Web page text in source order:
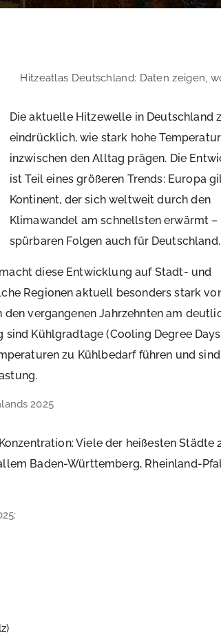
Hitzeatlas Deutschland: Daten zeigen,
Die aktuelle Hitzewelle in Deutschland
eindrücklich, wie stark hohe
inzwischen den Alltag prägen. Die
ist Teil eines größeren Trends: Europa
Kontinent, der sich weltweit durch den
Klimawandel am schnellsten erwärmt
spürbaren Folgen auch für Deutschland.
diese Entwicklung auf Stadt- und
Regionen aktuell besonders stark
vergangenen Jahrzehnten am
Kühlgradtage (Cooling Degree
zu Kühlbedarf führen und
2025
Viele der heißesten Städte
Baden-Württemberg, Rheinland-